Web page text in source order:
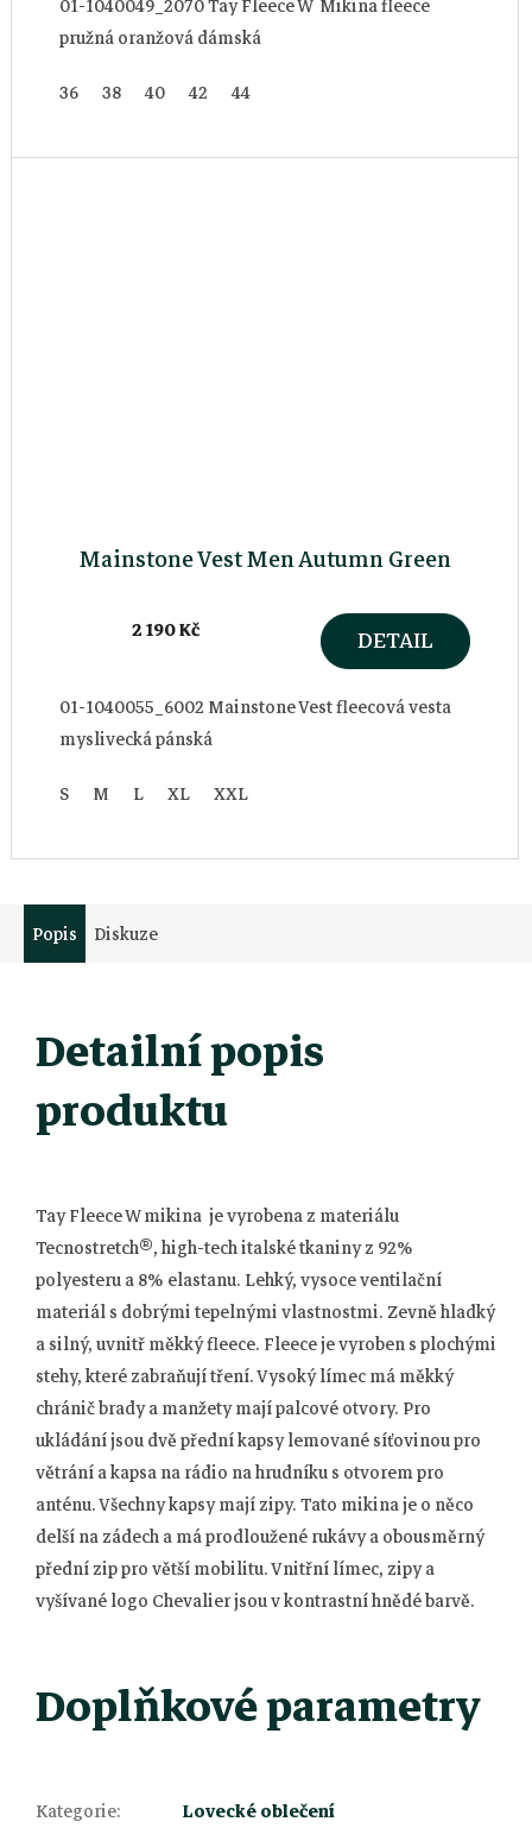
01-1040049_2070 Tay Fleece W Mikina fleece
pružná oranžová dámská
36
38 40 42 44
Mainstone Vest Men Autumn Green
2 190 Kč DETAIL
01-1040055_6002 Mainstone Vest fleecová vesta
myslivecká pánská
S
M L XL XXL
Popis Diskuze
Detailní popis
produktu
Tay Fleece W mikina je vyrobena z materiálu
Tecnostretch®, high-tech italské tkaniny z 92%
polyesteru a 8% elastanu. Lehký, vysoce ventilační
materiál s dobrými tepelnými vlastnostmi. Zevně hladký
a silný, uvnitř měkký fleece. Fleece je vyroben s plochými
stehy, které zabraňují tření. Vysoký límec má měkký
chránič brady a manžety mají palcové otvory. Pro
ukládání jsou dvě přední kapsy lemované síťovinou pro
větrání a kapsa na rádio na hrudníku s otvorem pro
anténu. Všechny kapsy mají zipy. Tato mikina je o něco
delší na zádech a má prodloužené rukávy a obousměrný
přední zip pro větší mobilitu. Vnitřní límec, zipy a
vyšívané logo Chevalier jsou v kontrastní hnědé barvě.
Doplňkové parametry
Kategorie:
Lovecké oblečení